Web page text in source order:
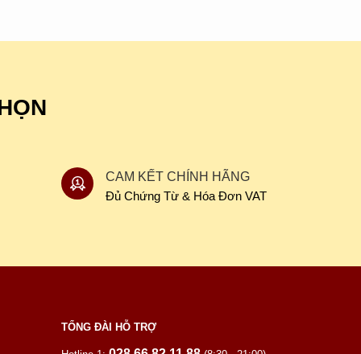
CAM KẾT CHÍNH HÃNG
Đủ Chứng Từ & Hóa Đơn VAT
TỔNG ĐÀI HỖ TRỢ